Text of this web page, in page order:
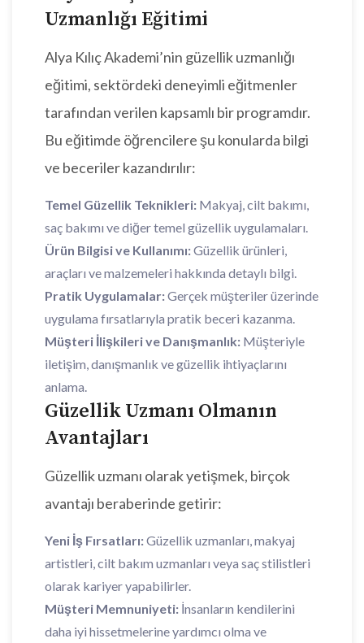
Uzmanlığı Eğitimi
Alya Kılıç Akademi’nin güzellik uzmanlığı
eğitimi, sektördeki deneyimli eğitmenler
tarafından verilen kapsamlı bir programdır.
Bu eğitimde öğrencilere şu konularda bilgi
ve beceriler kazandırılır:
Temel Güzellik Teknikleri: Makyaj, cilt bakımı,
saç bakımı ve diğer temel güzellik uygulamaları.
Ürün Bilgisi ve Kullanımı:Güzellik ürünleri,
araçları ve malzemeleri hakkında detaylı bilgi.
Pratik Uygulamalar:Gerçek müşteriler üzerinde
uygulama fırsatlarıyla pratik beceri kazanma.
Müşteri İlişkileri ve Danışmanlık: Müşteriyle
iletişim, danışmanlık ve güzellik ihtiyaçlarını
anlama.
Güzellik Uzmanı Olmanın
Avantajları
Güzellik uzmanı olarak yetişmek, birçok
avantajı beraberinde getirir:
Yeni İş Fırsatları:Güzellik uzmanları, makyaj
artistleri, cilt bakım uzmanları veya saç stilistleri
olarak kariyer yapabilirler.
Müşteri Memnuniyeti: İnsanların kendilerini
daha iyi hissetmelerine yardımcı olma ve